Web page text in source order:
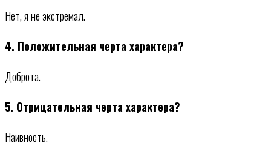
Нет, я не экстремал.
4. Положительная черта характера?
Доброта.
5. Отрицательная черта характера?
Наивность.